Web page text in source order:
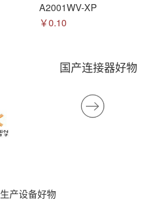
A2001WV-XP
￥0.10
国产连接器好物
生产设备好物